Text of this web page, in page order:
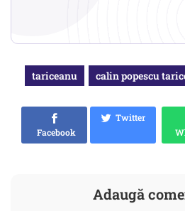
tariceanu calin popescu
Facebook
Twitter
Adaugă